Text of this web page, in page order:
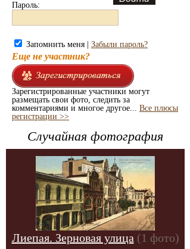
Пароль:
Запомнить меня | Забыли пароль?
Еще не участник?
Зарегистрированные участники могут
размещать свои фото, следить за
комментариями и многое другое... Все плюсы
регистрации >>
Случайная фотография
Лиепая. Зерновая улица (1 фото)